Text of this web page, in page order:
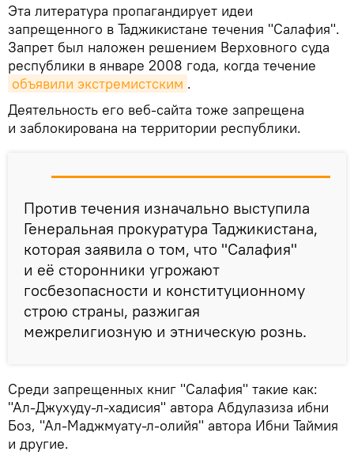
Эта литература пропагандирует идеи
запрещенного в Таджикистане течения "Салафия".
Запрет был наложен решением Верховного суда
республики в январе 2008 года, когда течение
объявили экстремистским .
Деятельность его веб-сайта тоже запрещена
и заблокирована на территории республики.
Против течения изначально выступила
Генеральная прокуратура Таджикистана,
которая заявила о том, что "Салафия"
и её сторонники угрожают
госбезопасности и конституционному
строю страны, разжигая
межрелигиозную и этническую рознь.
Среди запрещенных книг "Салафия" такие как:
"Ал-Джухуду-л-хадисия" автора Абдулазиза ибни
Боз, "Ал-Маджмуату-л-олийя" автора Ибни Таймия
и другие.